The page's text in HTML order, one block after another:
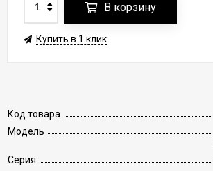
Код товара
Модель
Серия
В корзину
Купить в 1 клик